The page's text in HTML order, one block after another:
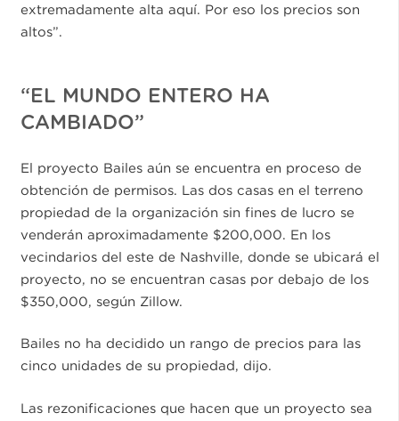
extremadamente alta aquí. Por eso los precios son
altos”.
“EL MUNDO ENTERO HA
CAMBIADO”
El proyecto Bailes aún se encuentra en proceso de
obtención de permisos. Las dos casas en el terreno
propiedad de la organización sin fines de lucro se
venderán aproximadamente $200,000. En los
vecindarios del este de Nashville, donde se ubicará el
proyecto, no se encuentran casas por debajo de los
$350,000, según Zillow.
Bailes no ha decidido un rango de precios para las
cinco unidades de su propiedad, dijo.
Las rezonificaciones que hacen que un proyecto sea